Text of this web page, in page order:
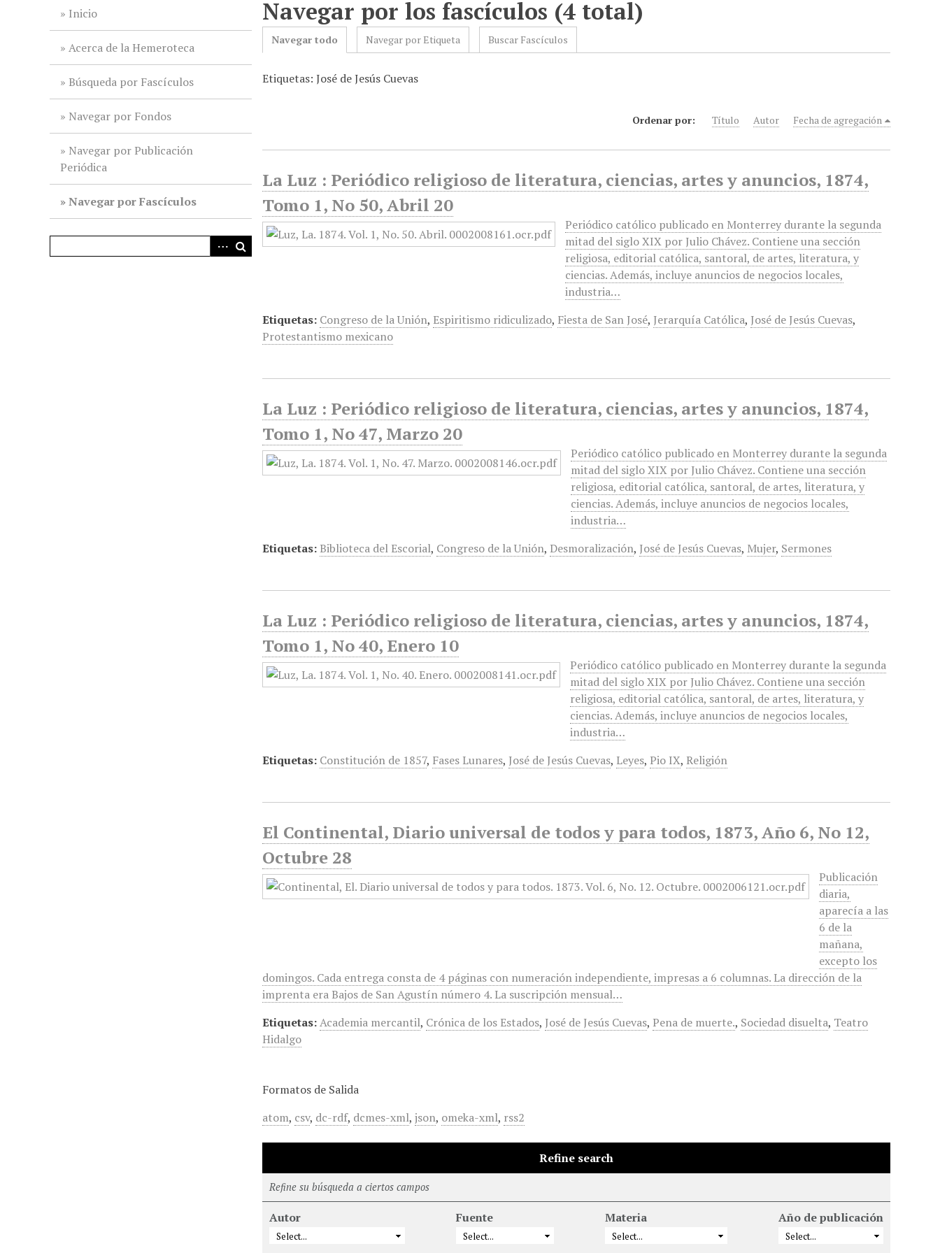
Inicio
Acerca de la Hemeroteca
Búsqueda por Fascículos
Navegar por Fondos
Navegar por Publicación
Periódica
Navegar por Fascículos
Navegar por los fascículos (4 total)
Navegar todo Navegar por Etiqueta Buscar Fascículos
Etiquetas: José de Jesús Cuevas
Ordenar por: Título Autor Fecha de agregación
La Luz : Periódico religioso de literatura, ciencias, artes y anuncios, 1874,
Tomo 1, No 50, Abril 20
Periódico católico publicado en Monterrey durante la segunda
mitad del siglo XIX por Julio Chávez. Contiene una sección
religiosa, editorial católica, santoral, de artes, literatura, y
ciencias. Además, incluye anuncios de negocios locales,
industria…
Etiquetas: Congreso de la Unión, Espiritismo ridiculizado, Fiesta de San José, Jerarquía Católica, José de Jesús Cuevas,
Protestantismo mexicano
La Luz : Periódico religioso de literatura, ciencias, artes y anuncios, 1874,
Tomo 1, No 47, Marzo 20
Periódico católico publicado en Monterrey durante la segunda
mitad del siglo XIX por Julio Chávez. Contiene una sección
religiosa, editorial católica, santoral, de artes, literatura, y
ciencias. Además, incluye anuncios de negocios locales,
industria…
Etiquetas: Biblioteca del Escorial, Congreso de la Unión, Desmoralización, José de Jesús Cuevas, Mujer, Sermones
La Luz : Periódico religioso de literatura, ciencias, artes y anuncios, 1874,
Tomo 1, No 40, Enero 10
Periódico católico publicado en Monterrey durante la segunda
mitad del siglo XIX por Julio Chávez. Contiene una sección
religiosa, editorial católica, santoral, de artes, literatura, y
ciencias. Además, incluye anuncios de negocios locales,
industria…
Etiquetas: Constitución de 1857, Fases Lunares, José de Jesús Cuevas, Leyes, Pio IX, Religión
El Continental, Diario universal de todos y para todos, 1873, Año 6, No 12,
Octubre 28
Publicación
diaria,
aparecía a las
6 de la
mañana,
excepto los
domingos. Cada entrega consta de 4 páginas con numeración independiente, impresas a 6 columnas. La dirección de la
imprenta era Bajos de San Agustín número 4. La suscripción mensual…
Etiquetas:Academia mercantil, Crónica de los Estados, José de Jesús Cuevas, Pena de muerte., Sociedad disuelta, Teatro
Hidalgo
Formatos de Salida
atom, csv, dc-rdf, dcmes-xml,json, omeka-xml, rss2
Refine search
Refine su búsqueda a ciertos campos
Autor Fuente Materia Año de publicación